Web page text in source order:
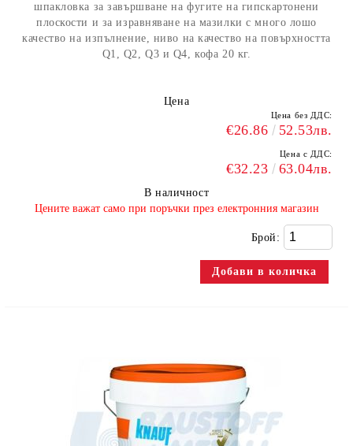
шпакловка за завършване на фугите на гипскартонени
плоскости и за изравняване на мазилки с много лошо
качество на изпълнение, ниво на качество на повърхността
Q1, Q2, Q3 и Q4, кофа 20 кг.
Цена
Цена без ДДС:
€26.86 52.53лв.
Цена с ДДС:
€32.23 63.04лв.
В наличност
​Цените важат само при поръчки през електронния магазин
Брой: